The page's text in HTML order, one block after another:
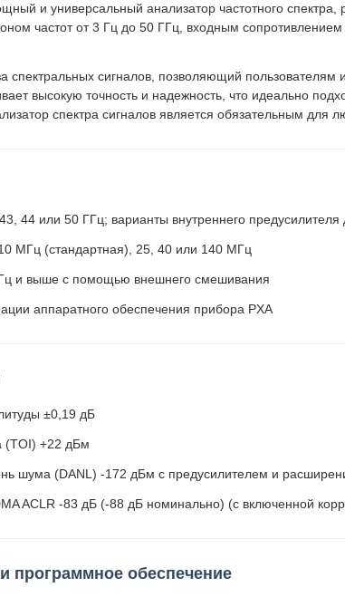
и универсальный анализатор частотного
частот от 3 Гц до 50 ГГц, входным
спектральных сигналов, позволяющий
высокую точность и надежность, что идеально
спектра сигналов является обязательным
44 или 50 ГГц; варианты внутреннего предусилителя
МГц (стандартная), 25, 40 или 140 МГц
и выше с помощью внешнего смешивания
аппаратного обеспечения прибора PXA
±0,19 дБ
(TOI) +22 дБм
шума (DANL) -172 дБм с предусилителем и
ACLR -83 дБ (-88 дБ номинально) (с включенной
программное обеспечение